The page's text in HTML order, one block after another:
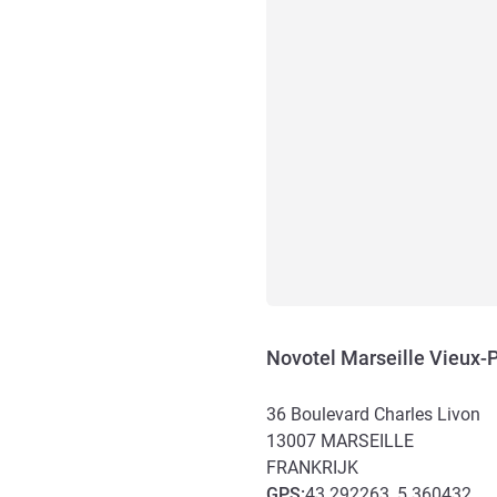
Novotel Marseille Vieux-
36 Boulevard Charles Livon
13007 MARSEILLE
FRANKRIJK